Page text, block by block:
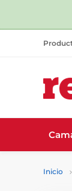
Inicio